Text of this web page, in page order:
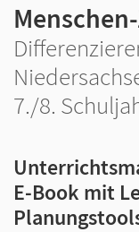
7./8.
E-Book mit